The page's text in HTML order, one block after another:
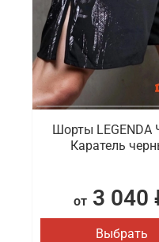
Шорты LEGENDA
Каратель
от 3 040
Выбрать